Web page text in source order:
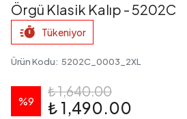
Örgü Klasik Kalıp - 5202C
Tükeniyor
Ürün Kodu: 5202C_0003_2XL
%9
₺ 1,640.00
₺ 1,490.00